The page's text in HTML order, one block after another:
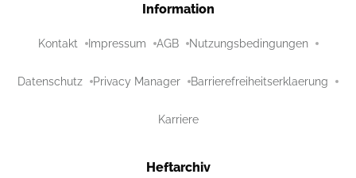
Information
Kontakt Impressum AGB Nutzungsbedingungen
Datenschutz Privacy Manager Barrierefreiheitserklaerung
Karriere
Heftarchiv